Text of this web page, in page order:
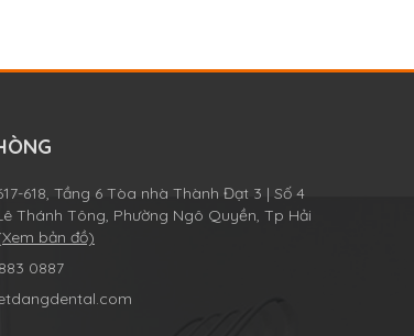
618, Tầng 6 Tòa nhà Thành Đạt 3 | Số 4
Thánh Tông, Phường Ngô Quyền, Tp Hải
bản đồ)
0887